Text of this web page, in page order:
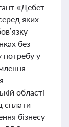
«Дебет-
яких
без
потребу у
області
сплати
бізнесу